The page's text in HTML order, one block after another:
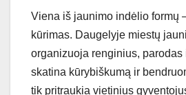
Viena iš jaunimo indėlio formų
kūrimas. Daugelyje miestų
organizuoja renginius, parodas
skatina kūrybiškumą ir
tik pritraukia vietinius